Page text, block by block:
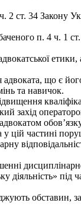
ст. 34 Закону
п. 4 ч. 1
що є
та навичок.
захід
цій частині
під
обставин,